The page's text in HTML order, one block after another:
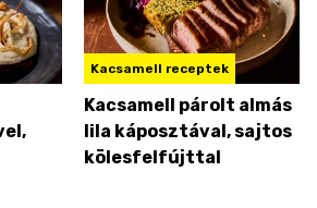
Kacsamell receptek
Kacsamell párolt almás
lila káposztával, sajtos
kölesfelfújttal